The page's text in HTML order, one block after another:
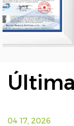
04 17, 2026